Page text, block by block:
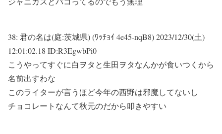
38: 君の名は(庭:茨城県) (ﾜｯﾁｮｲ 4e45-nqB8)2023/12/30(土)
12:01:02.18 ID:R3EgwbPi0
こうやってすぐに白ヲタと生田ヲタなんかが食いつくから
名前出すわな
このライターが言うほど今年の西野は邪魔してないし
チョコレートなんて秋元のだから叩きやすい